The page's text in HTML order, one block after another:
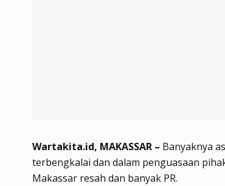
Wartakita.id, MAKASSAR – Banyaknya
terbengkalai dan dalam penguasaan
Makassar resah dan banyak PR.